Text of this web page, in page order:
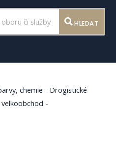
HLEDAT
chemie - Drogistické
-